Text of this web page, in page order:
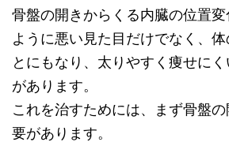
骨盤の開きからくる内臓の位置
ように悪い見た目だけでなく、
とにもなり、太りやすく痩せに
があります。
これを治すためには、まず骨盤
要があります。